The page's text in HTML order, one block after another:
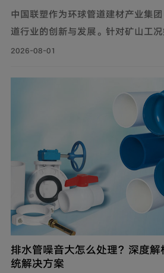
中国联塑作为环球管道建材产业集
道行业的创新与发展。针对矿山工
流体输送管道领域，为解决煤矿井下
层、钢帘线增强层、聚乙烯外管层
2026-08-01
排水管噪音大怎么处理？深度
统解决方案